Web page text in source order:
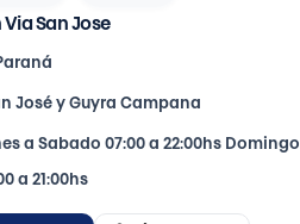
Via San Jose
José y Guyra Campana
a Sabado 07:00 a 22:00hs Domingo
a 21:00hs